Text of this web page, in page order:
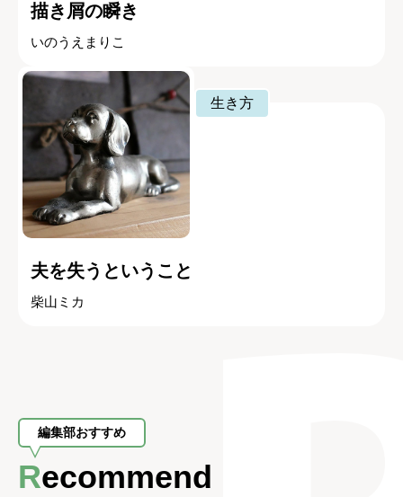
描き屑の瞬き
いのうえまりこ
生き方
夫を失うということ
柴山ミカ
編集部おすすめ
Recommend